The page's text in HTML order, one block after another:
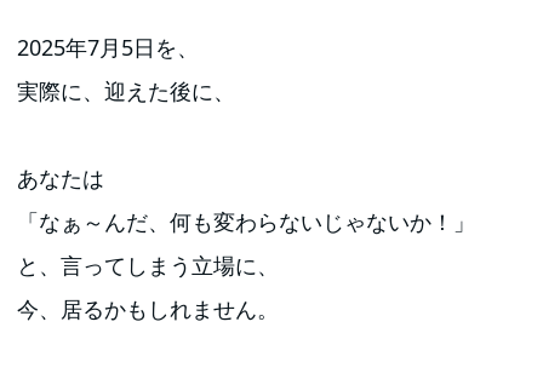
2025年7月5日を、
実際に、迎えた後に、
あなたは
「なぁ～んだ、何も変わらないじゃないか！」
と、言ってしまう立場に、
今、居るかもしれません。